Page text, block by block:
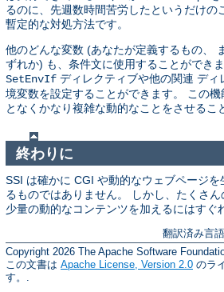
るのに、先週数時間苦労したというだけの
暫定的な対処方法です。
他のどんな変数 (あなたが定義するもの、
ずれか) も、条件文に使用することができ
SetEnvIf ディレクティブや他の関連 デ
境変数を設定することができます。 この機
となくかなり複雑な動的なことをさせるこ
終わりに
SSI は確かに CGI や動的なウェブページ
るものではありません。 しかし、たくさん
少量の動的なコンテンツを加えるにはすぐ
翻訳済み言
Copyright 2026 The Apache Software
この文書は Apache License, Version 2.0 のラ
す。.